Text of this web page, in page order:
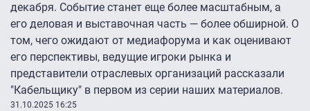
декабря. Событие станет еще более масштабным, а
его деловая и выставочная часть — более обширной. О
том, чего ожидают от медиафорума и как оценивают
его перспективы, ведущие игроки рынка и
представители отраслевых организаций рассказали
"Кабельщику" в первом из серии наших материалов.
31.10.2025 16:25